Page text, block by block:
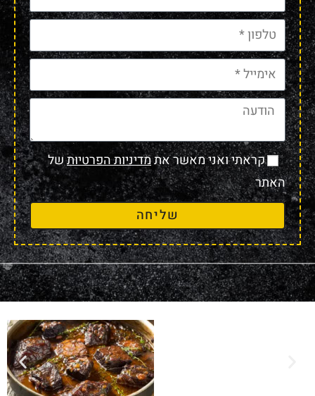
קראתי ואני מאשר אתמדיניות הפרטיותשל
האתר
שליחה